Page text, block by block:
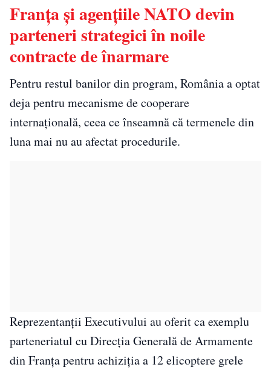
Franța și agențiile NATO devin
parteneri strategici în noile
contracte de înarmare
Pentru restul banilor din program, România a optat
deja pentru mecanisme de cooperare
internațională, ceea ce înseamnă că termenele din
luna mai nu au afectat procedurile.
Reprezentanții Executivului au oferit ca exemplu
parteneriatul cu Direcția Generală de Armamente
din Franța pentru achiziția a 12 elicoptere grele